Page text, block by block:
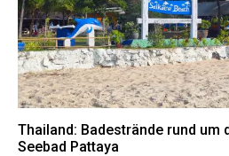
Thailand: Badestrände rund um
Seebad Pattaya